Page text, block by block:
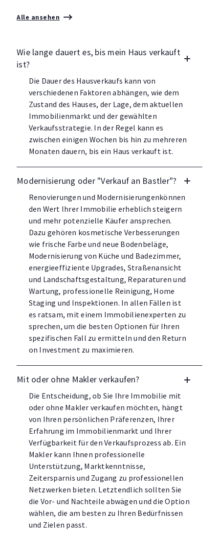
Alle ansehen
Wie lange dauert es, bis mein Haus verkauft
ist?
Die Dauer des Hausverkaufs kann von
verschiedenen Faktoren abhängen, wie dem
Zustand des Hauses, der Lage, dem aktuellen
Immobilienmarkt und der gewählten
Verkaufsstrategie. In der Regel kann es
zwischen einigen Wochen bis hin zu mehreren
Monaten dauern, bis ein Haus verkauft ist.
Modernisierung oder "Verkauf an Bastler"?
Renovierungen und Modernisierungenkönnen
den Wert Ihrer Immobilie erheblich steigern
und mehr potenzielle Käufer ansprechen.
Dazu gehören kosmetische Verbesserungen
wie frische Farbe und neue Bodenbeläge,
Modernisierung von Küche und Badezimmer,
energieeffiziente Upgrades, Straßenansicht
und Landschaftsgestaltung, Reparaturen und
Wartung, professionelle Reinigung, Home
Staging und Inspektionen. In allen Fällen ist
es ratsam, mit einem Immobilienexperten zu
sprechen, um die besten Optionen für Ihren
spezifischen Fall zu ermitteln und den Return
on Investment zu maximieren.
Mit oder ohne Makler verkaufen?
Die Entscheidung, ob Sie Ihre Immobilie mit
oder ohne Makler verkaufen möchten, hängt
von Ihren persönlichen Präferenzen, Ihrer
Erfahrung im Immobilienmarkt und Ihrer
Verfügbarkeit für den Verkaufsprozess ab. Ein
Makler kann Ihnen professionelle
Unterstützung, Marktkenntnisse,
Zeitersparnis und Zugang zu professionellen
Netzwerken bieten. Letztendlich sollten Sie
die Vor- und Nachteile abwägen und die Option
wählen, die am besten zu Ihren Bedürfnissen
und Zielen passt.